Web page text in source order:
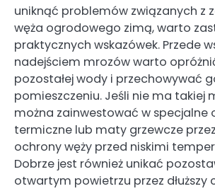
uniknąć problemów związanych z
węża ogrodowego zimą, warto
praktycznych wskazówek. Przede
nadejściem mrozów warto
pozostałej wody i przechowywać
pomieszczeniu. Jeśli nie ma takiej
można zainwestować w specjalne
termiczne lub maty grzewcze
ochrony węży przed niskimi
Dobrze jest również unikać
otwartym powietrzu przez dłuższy